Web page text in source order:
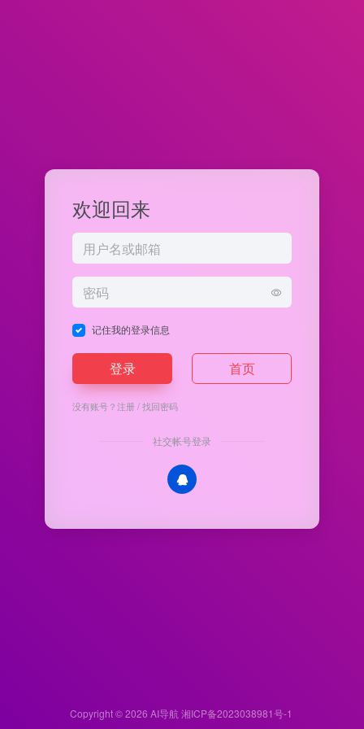
欢迎回来
记住我的登录信息
登录 首页
没有账号？注册/找回密码
社交帐号登录
Copyright © 2026 AI导航 湘ICP备2023038981号-1